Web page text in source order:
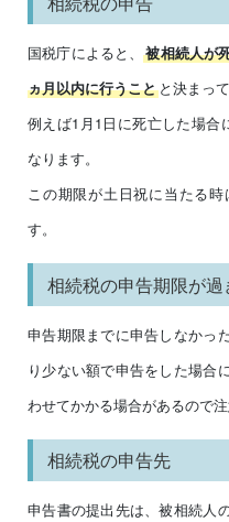
国税庁によると、被相続人が
ヵ月以内に行うこと と決まっ
例えば1月1日に死亡した場合
なります。
この期限が土日祝に当たる
す。
相続税の申告期限が過
申告期限までに申告しなかっ
り少ない額で申告をした場合
わせてかかる場合があるので注
相続税の申告先
申告書の提出先は、被相続人